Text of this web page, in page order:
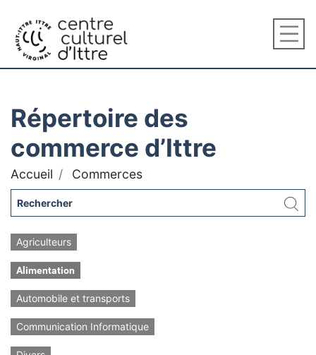
Répertoire des
commerce d’Ittre
Accueil Commerces
Agriculteurs
Alimentation
Automobile et transports
Communication Informatique